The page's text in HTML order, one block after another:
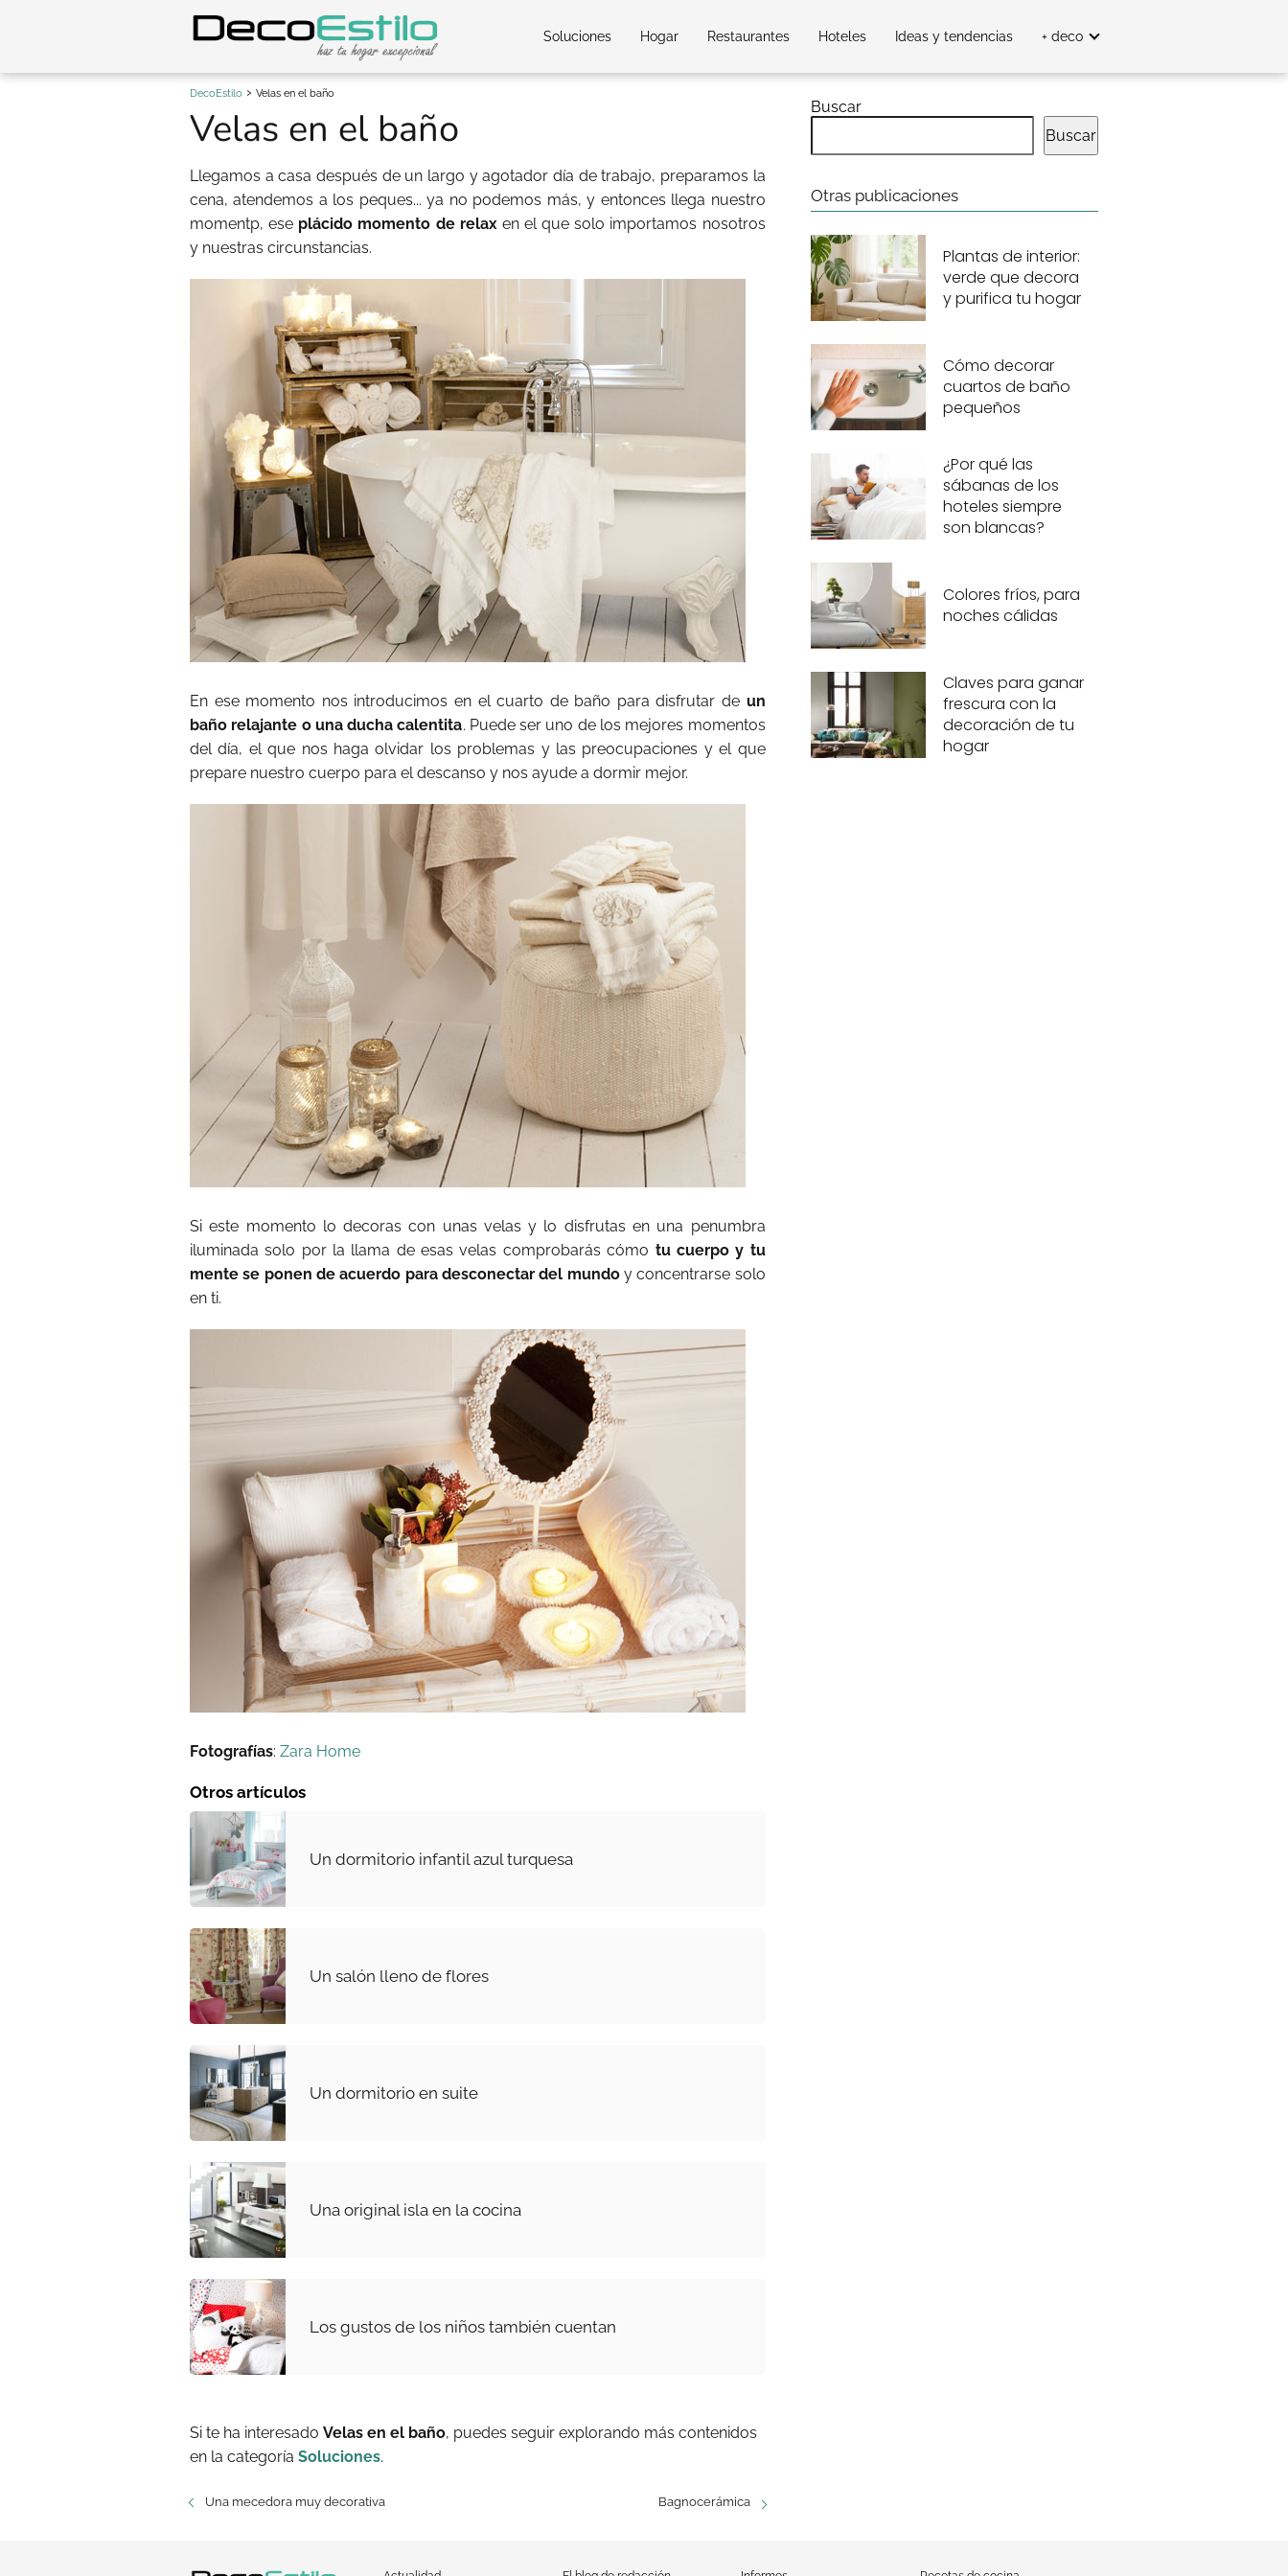
Soluciones Hogar Restaurantes Hoteles Ideas y tendencias + deco
DecoEstilo Velas en el baño
Velas en el baño
Llegamos a casa después de un largo y agotador día de trabajo, preparamos la
cena, atendemos a los peques... ya no podemos más, y entonces llega nuestro
momentp, ese plácido momento de relaxen el que solo importamos nosotros
y nuestras circunstancias.
En ese momento nos introducimos en el cuarto de baño para disfrutar de un
baño relajante o una ducha calentita. Puede ser uno de los mejores momentos
del día, el que nos haga olvidar los problemas y las preocupaciones y el que
prepare nuestro cuerpo para el descanso y nos ayude a dormir mejor.
Si este momento lo decoras con unas velas y lo disfrutas en una penumbra
iluminada solo por la llama de esas velas comprobarás cómo tu cuerpo y tu
mente se ponen de acuerdo para desconectar del mundoy concentrarse solo
en ti.
Fotografías: Zara Home
Otros artículos
Un dormitorio infantil azul turquesa
Un salón lleno de flores
Un dormitorio en suite
Una original isla en la cocina
Los gustos de los niños también cuentan
Si te ha interesado Velas en el baño, puedes seguir explorando más contenidos
en la categoría Soluciones.
Una mecedora muy decorativa Bagnocerámica
Buscar
Buscar
Otras publicaciones
Plantas de interior:
verde que decora
y purifica tu hogar
Cómo decorar
cuartos de baño
pequeños
¿Por qué las
sábanas de los
hoteles siempre
son blancas?
Colores fríos, para
noches cálidas
Claves para ganar
frescura con la
decoración de tu
hogar